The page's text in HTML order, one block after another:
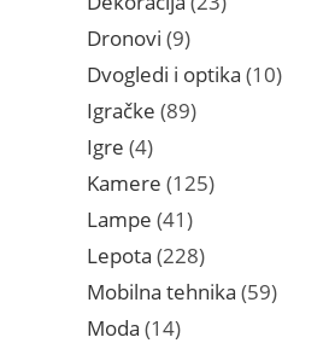
Dronovi 99
proizvoda
Dvogledi i optika 1010
Igračke 8989
Igre 44
proizvoda
Kamere 125125
Lampe 41 41
proizvod
Lepota 228228
proizvoda
Mobilna tehnika 5959
Moda 1414